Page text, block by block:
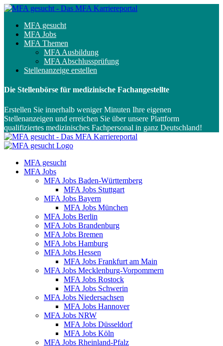
MFA gesucht
MFA Jobs
MFA Themen
MFA Ausbildung
MFA Abschlussprüfung
Stellenanzeige erstellen
Die Stellenbörse für medizinische Fachangestellte
Erstellen Sie innerhalb weniger Minuten Ihre eigenen
Stellenanzeigen und erreichen Sie über unsere Plattform
qualifiziertes medizinisches Fachpersonal in ganz Deutschland!
MFA gesucht
MFA Jobs
MFA Jobs Baden-Württemberg
MFA Jobs Stuttgart
MFA Jobs Bayern
MFA Jobs München
MFA Jobs Berlin
MFA Jobs Brandenburg
MFA Jobs Bremen
MFA Jobs Hamburg
MFA Jobs Hessen
MFA Jobs Frankfurt am Main
MFA Jobs Mecklenburg-Vorpommern
MFA Jobs Rostock
MFA Jobs Schwerin
MFA Jobs Niedersachsen
MFA Jobs Hannover
MFA Jobs NRW
MFA Jobs Düsseldorf
MFA Jobs Köln
MFA Jobs Rheinland-Pfalz